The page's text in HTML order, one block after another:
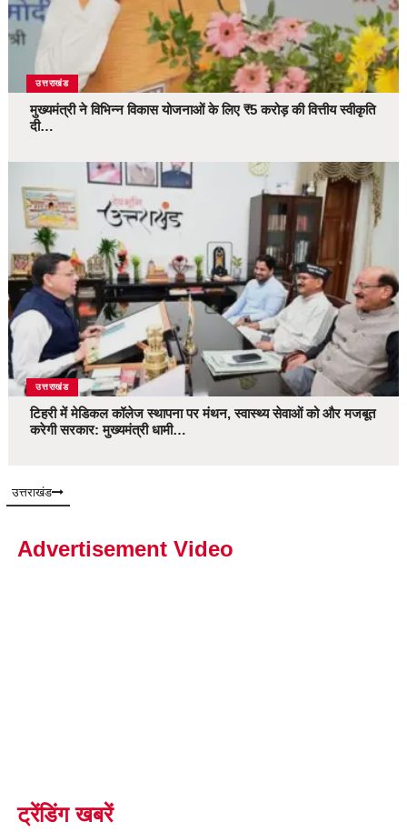
उत्तराखंड
मुख्यमंत्री ने विभिन्न विकास योजनाओं के लिए ₹5 करोड़ की वित्तीय स्वीकृति
दी…
उत्तराखंड
टिहरी में मेडिकल कॉलेज स्थापना पर मंथन, स्वास्थ्य सेवाओं को और मजबूत
करेगी सरकार: मुख्यमंत्री धामी…
उत्तराखंड
Advertisement Video
ट्रेंडिंग खबरें